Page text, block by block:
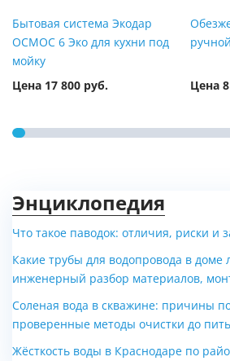
Бытовая система Экодар
ОСМОС 6 Эко для кухни под
мойку
Цена 17 800 руб.
Цена
Универсальный
CA 500 + CRATE
кВт)
Энциклопедия
Что такое паводок: отличия, риски и
Какие трубы для водопровода в
инженерный разбор материалов,
Соленая вода в скважине: причины
проверенные методы очистки до
Жёсткость воды в Краснодаре по